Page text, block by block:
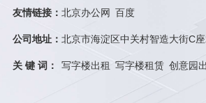
友情链接： 北京办公网 百度
公司地址： 北京市海淀区中关村智造大街C
关 键 词： 写字楼出租 写字楼租赁 创意园